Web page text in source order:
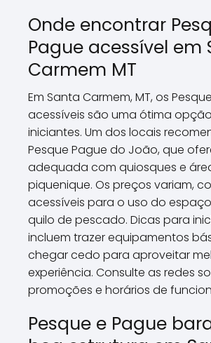
Onde encontrar
Pague acessível em
Carmem MT
Em Santa Carmem, MT, os
acessíveis são uma ótima
iniciantes. Um dos locais
Pesque Pague do João, que
adequada com quiosques e
piquenique. Os preços variam,
acessíveis para o uso do
quilo de pescado. Dicas para
incluem trazer equipamentos
chegar cedo para aproveitar
experiência. Consulte as redes
promoções e horários de
Pesque e Pague